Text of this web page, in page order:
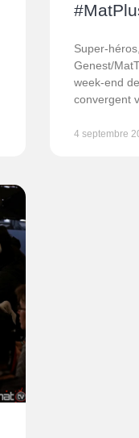
Super-
Genest/
week-end
convergent
4 septembre